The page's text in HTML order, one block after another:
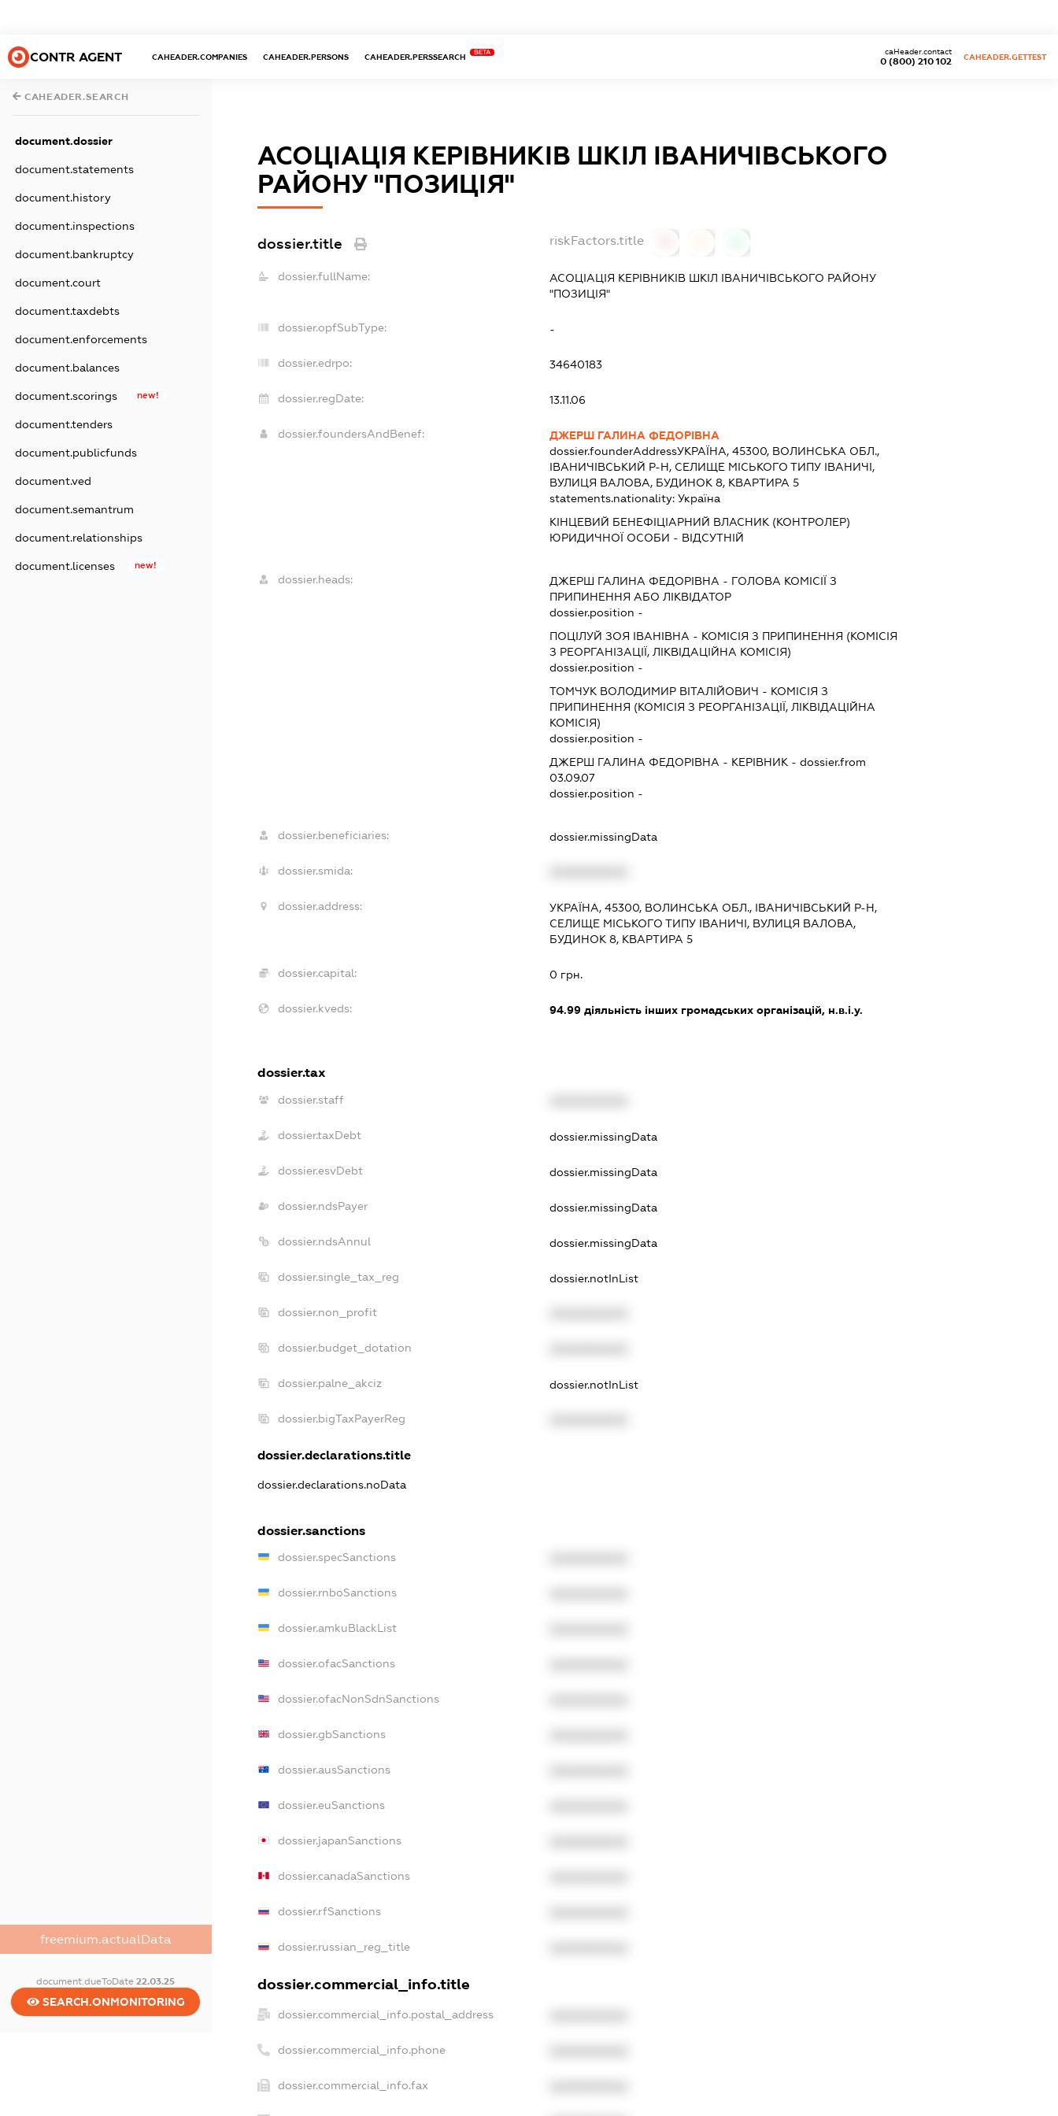
CONTR AGENT CAHEADER.COMPANIES CAHEADER.PERSONS CAHEADER.PERSSEARCH
BETA
0 (800) 210 102
caHeader.contact
CAHEADER.GETTEST
CAHEADER.SEARCH
document.dossier
document.statements
document.history
document.inspections
document.bankruptcy
document.court
document.taxdebts
document.enforcements
document.balances
document.scorings new!
document.tenders
document.publicfunds
document.ved
document.semantrum
document.relationships
document.licenses new!
freemium.actualData
document.dueToDate22.03.25
SEARCH.ONMONITORING
АСОЦІАЦІЯ КЕРІВНИКІВ ШКІЛ ІВАНИЧІВСЬКОГО
РАЙОНУ "ПОЗИЦІЯ"
dossier.title riskFactors.title
dossier.fullName:
АСОЦІАЦІЯ КЕРІВНИКІВ ШКІЛ ІВАНИЧІВСЬКОГО РАЙОНУ
"ПОЗИЦІЯ"
dossier.opfSubType: -
dossier.edrpo: 34640183
dossier.regDate: 13.11.06
dossier.foundersAndBenef:
ДЖЕРШ ГАЛИНА ФЕДОРІВНА
dossier.founderAddressУКРАЇНА, 45300, ВОЛИНСЬКА ОБЛ.,
ІВАНИЧІВСЬКИЙ Р-Н, СЕЛИЩЕ МІСЬКОГО ТИПУ ІВАНИЧІ,
ВУЛИЦЯ ВАЛОВА, БУДИНОК 8, КВАРТИРА 5
statements.nationality: Україна
КІНЦЕВИЙ БЕНЕФІЦІАРНИЙ ВЛАСНИК (КОНТРОЛЕР)
ЮРИДИЧНОЇ ОСОБИ - ВІДСУТНІЙ
dossier.heads: ДЖЕРШ ГАЛИНА ФЕДОРІВНА - ГОЛОВА КОМІСІЇ З
ПРИПИНЕННЯ АБО ЛІКВІДАТОР
dossier.position -
ПОЦІЛУЙ ЗОЯ ІВАНІВНА - КОМІСІЯ З ПРИПИНЕННЯ (КОМІСІЯ
З РЕОРГАНІЗАЦІЇ, ЛІКВІДАЦІЙНА КОМІСІЯ)
dossier.position -
ТОМЧУК ВОЛОДИМИР ВІТАЛІЙОВИЧ - КОМІСІЯ З
ПРИПИНЕННЯ (КОМІСІЯ З РЕОРГАНІЗАЦІЇ, ЛІКВІДАЦІЙНА
КОМІСІЯ)
dossier.position -
ДЖЕРШ ГАЛИНА ФЕДОРІВНА - КЕРІВНИК - dossier.from
03.09.07
dossier.position -
dossier.beneficiaries: dossier.missingData
dossier.smida:
dossier.address:
УКРАЇНА, 45300, ВОЛИНСЬКА ОБЛ., ІВАНИЧІВСЬКИЙ Р-Н,
СЕЛИЩЕ МІСЬКОГО ТИПУ ІВАНИЧІ, ВУЛИЦЯ ВАЛОВА,
БУДИНОК 8, КВАРТИРА 5
dossier.capital: 0 грн.
dossier.kveds: 94.99 діяльність інших громадських організацій, н.в.і.у.
dossier.tax
dossier.staff
dossier.taxDebt dossier.missingData
dossier.esvDebt dossier.missingData
dossier.ndsPayer dossier.missingData
dossier.ndsAnnul dossier.missingData
dossier.single_tax_reg dossier.notInList
dossier.non_profit
dossier.budget_dotation
dossier.palne_akciz dossier.notInList
dossier.bigTaxPayerReg
dossier.declarations.title
dossier.declarations.noData
dossier.sanctions
dossier.specSanctions
dossier.rnboSanctions
dossier.amkuBlackList
dossier.ofacSanctions
dossier.ofacNonSdnSanctions
dossier.gbSanctions
dossier.ausSanctions
dossier.euSanctions
dossier.japanSanctions
dossier.canadaSanctions
dossier.rfSanctions
dossier.russian_reg_title
dossier.commercial_info.title
dossier.commercial_info.postal_address
dossier.commercial_info.phone
dossier.commercial_info.fax